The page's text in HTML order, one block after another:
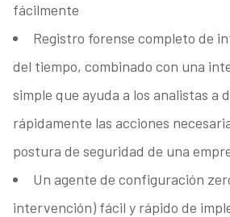
fácilmente
Registro forense completo de
del tiempo, combinado con una
simple que ayuda a los analistas a
rápidamente las acciones
postura de seguridad de una
Un agente de configuración
intervención) fácil y rápido de